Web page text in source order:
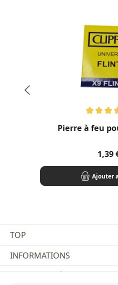
Pierre à feu
Prix
1,39
Ajouter
TOP
INFORMATIONS